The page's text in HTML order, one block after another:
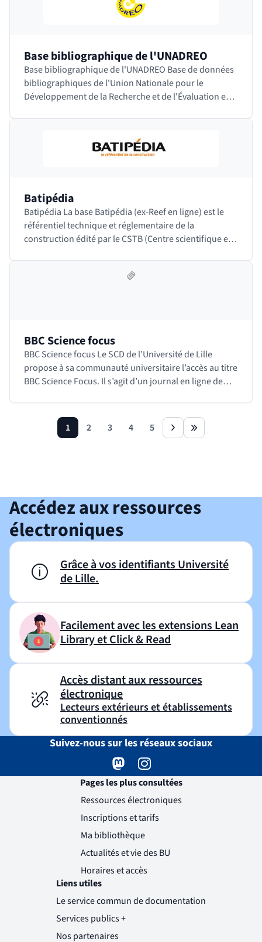
Base bibliographique de l'UNADREO
Base bibliographique de l'UNADREO Base de données
bibliographiques de l'Union Nationale pour le
Développement de la Recherche et de l'Évaluation en
Batipédia
Batipédia La base Batipédia (ex-Reef en ligne) est le
référentiel technique et réglementaire de la
construction édité par le CSTB (Centre scientifique et
BBC Science focus
BBC Science focus Le SCD de l’Université de Lille
propose à sa communauté universitaire l’accès au titre
BBC Science Focus. Il s’agit d’un journal en ligne de
page
1 page
2 page
3 page
4 page
5 next last
Accédez aux ressources
électroniques
Grâce à vos identifiants Université
de Lille.
Facilement avec les extensions Lean
Library et Click & Read
Accès distant aux ressources
électronique
Lecteurs extérieurs et établissements
conventionnés
Suivez-nous sur les réseaux sociaux
Mastodon
( )
(nouvelle fenêtre)
Instagram
( )
(nouvelle fenêtre)
Pages les plus consultées
Ressources électroniques
Inscriptions et tarifs
Ma bibliothèque
Actualités et vie des BU
Horaires et accès
Liens utiles
Le service commun de documentation
Services publics +
(nouvelle fenêtre)
Nos partenaires